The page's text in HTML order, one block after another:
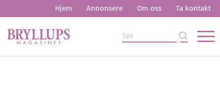
Hjem Annonsere Om oss Ta kontakt